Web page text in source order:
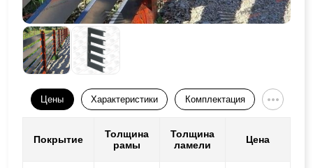
Цены Характеристики Комплектация
Покрытие
Толщина
рамы
Толщина
ламели
Цена